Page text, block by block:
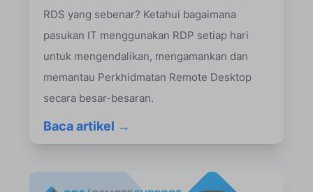
RDS yang sebenar? Ketahui bagaimana
pasukan IT menggunakan RDP setiap hari
untuk mengendalikan, mengamankan dan
memantau Perkhidmatan Remote Desktop
secara besar-besaran.
Baca artikel →